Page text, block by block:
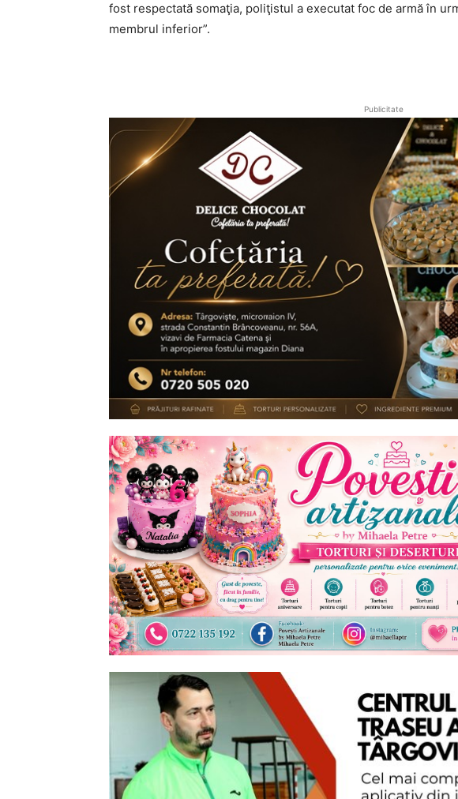
fost respectată somaţia, poliţistul a executat foc de armă în
membrul inferior”.
Publicitate